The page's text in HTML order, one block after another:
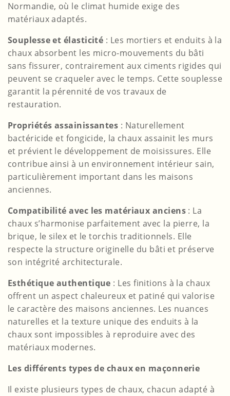
Normandie, où le climat humide exige des
matériaux adaptés.
Souplesse et élasticité : Les mortiers et enduits à la
chaux absorbent les micro-mouvements du bâti
sans fissurer, contrairement aux ciments rigides qui
peuvent se craqueler avec le temps. Cette souplesse
garantit la pérennité de vos travaux de
restauration.
Propriétés assainissantes : Naturellement
bactéricide et fongicide, la chaux assainit les murs
et prévient le développement de moisissures. Elle
contribue ainsi à un environnement intérieur sain,
particulièrement important dans les maisons
anciennes.
Compatibilité avec les matériaux anciens : La
chaux s’harmonise parfaitement avec la pierre, la
brique, le silex et le torchis traditionnels. Elle
respecte la structure originelle du bâti et préserve
son intégrité architecturale.
Esthétique authentique : Les finitions à la chaux
offrent un aspect chaleureux et patiné qui valorise
le caractère des maisons anciennes. Les nuances
naturelles et la texture unique des enduits à la
chaux sont impossibles à reproduire avec des
matériaux modernes.
Les différents types de chaux en maçonnerie
Il existe plusieurs types de chaux, chacun adapté à